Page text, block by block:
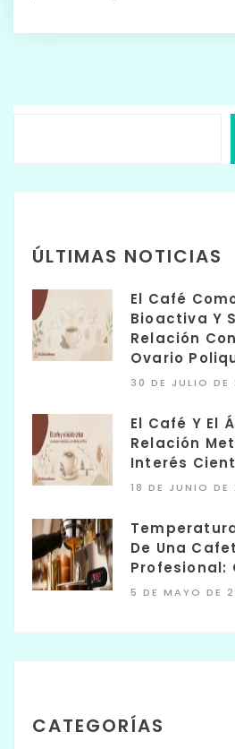
ÚLTIMAS NOTICIAS
El Café
Bioactiva Y
Relación
Ovario
30 DE JULIO DE
El Café Y El
Relación
Interés
18 DE JUNIO DE
De Una
Profesional:
5 DE MAYO DE
CATEGORÍAS